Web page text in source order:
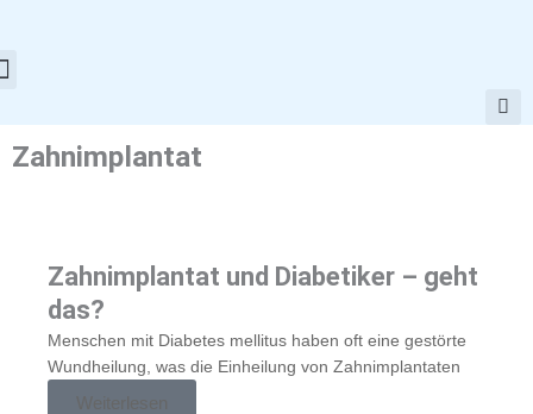
springen
Zahnimplantat
Zahnimplantat und Diabetiker – geht
das?
Menschen mit Diabetes mellitus haben oft eine gestörte
Wundheilung, was die Einheilung von Zahnimplantaten
Weiterlesen